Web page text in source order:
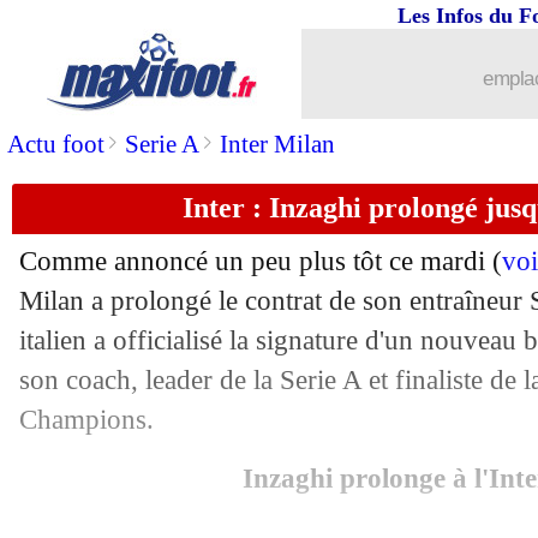
Actu foot> Serie A> Inter Milan
Les Infos du
Inter : Inzaghi prolongé
Comme annoncé un peu plus tôt ce mardi (
Milan a prolongé le contrat de son entraîneur
italien a officialisé la signature d'un nouveau
son coach, leader de la Serie A et finaliste de
Champions.
Inzaghi prolonge à
Lyon: Gusto prend la défense de
05/09 Espagne (f): le sélectionneur Vilda
05/09 Man Utd: Greenwood compte bien
05/09 Espagne: Yamal justifie son choix
Espagne : Rubiales défendu par...
05/09 Monaco
: Lindstrøm a refusé